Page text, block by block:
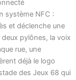
système NFC :
et déclenche une
pylônes, la voix
rue, une
déjà le logo
des Jeux 68 qui